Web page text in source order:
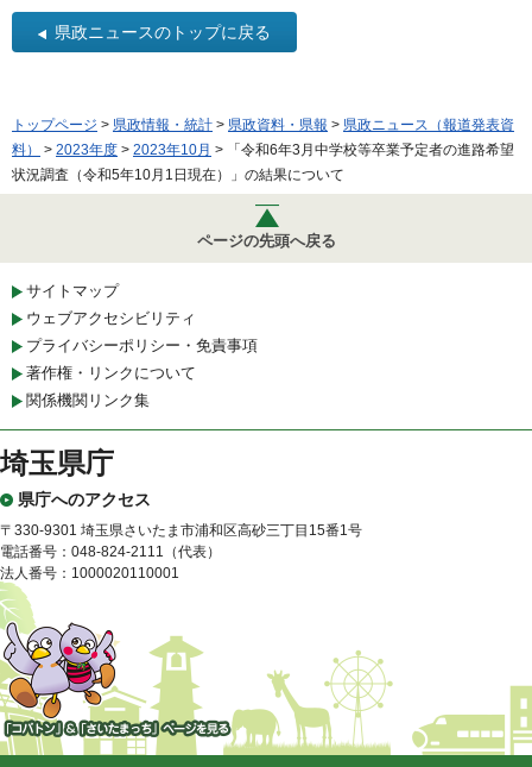
県政ニュースのトップに戻る
トップページ > 県政情報・統計 > 県政資料・県報 > 県政ニュース（報道発表資
料）
> 2023年度 > 2023年10月 > 「令和6年3月中学校等卒業予定者の進路希望
状況調査（令和5年10月1日現在）」の結果について
ページの先頭へ戻る
サイトマップ
ウェブアクセシビリティ
プライバシーポリシー・免責事項
著作権・リンクについて
関係機関リンク集
埼玉県庁
県庁へのアクセス
〒330-9301 埼玉県さいたま市浦和区高砂三丁目15番1号
電話番号：048-824-2111（代表）
法人番号：1000020110001
「コバトン」&「さいたまっ